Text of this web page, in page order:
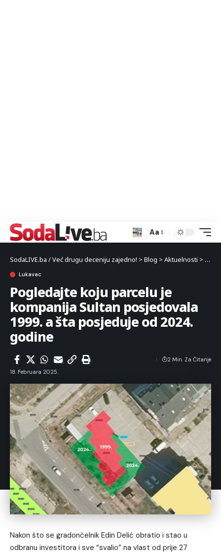
Aa
SodaLIVE.ba / Već drugu deceniju zajedno! > Blog > Aktuelnosti >
Lukavac
Pogledajte koju parcelu je
kompanija Sultan posjedovala
1999. a šta posjeduje od 2024.
godine
18. Februara 2025.
2 Min. Za Čitanje
Nakon što se gradončelnik Edin Delić obratio i stao u
odbranu investitora i sve “svalio” na vlast od prije 27